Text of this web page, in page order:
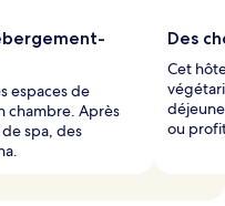
espaces de
chambre. Après
spa, des
Des
Cet
ou